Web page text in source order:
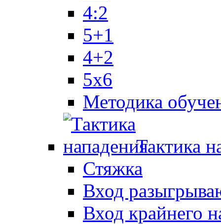
4:2
5+1
4+2
5x6
Методика
Тактика
Стяжка
Вход
Вход крайнего